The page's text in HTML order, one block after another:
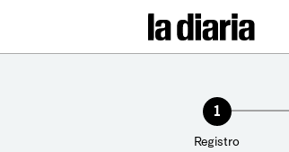
1
Registro